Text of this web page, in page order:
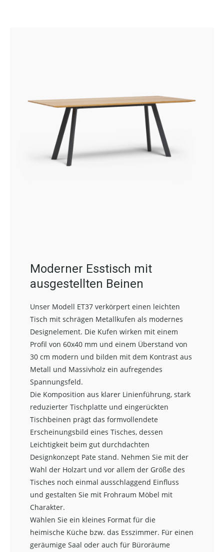
Moderner Esstisch mit
ausgestellten Beinen
Unser Modell ET37 verkörpert einen leichten
Tisch mit schrägen Metallkufen als modernes
Designelement. Die Kufen wirken mit einem
Profil von 60x40 mm und einem Überstand von
30 cm modern und bilden mit dem Kontrast aus
Metall und Massivholz ein aufregendes
Spannungsfeld.
Die Komposition aus klarer Linienführung, stark
reduzierter Tischplatte und eingerückten
Tischbeinen prägt das formvollendete
Erscheinungsbild eines Tisches, dessen
Leichtigkeit beim gut durchdachten
Designkonzept Pate stand. Nehmen Sie mit der
Wahl der Holzart und vor allem der Größe des
Tisches noch einmal ausschlaggend Einfluss
und gestalten Sie mit Frohraum Möbel mit
Charakter.
Wählen Sie ein kleines Format für die
heimische Küche bzw. das Esszimmer. Für einen
geräumige Saal oder auch für Büroräume